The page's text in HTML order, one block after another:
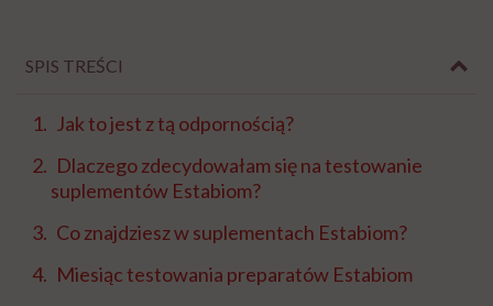
SPIS TREŚCI
Jak to jest z tą odpornością?
Dlaczego zdecydowałam się na testowanie
suplementów Estabiom?
Co znajdziesz w suplementach Estabiom?
Miesiąc testowania preparatów Estabiom